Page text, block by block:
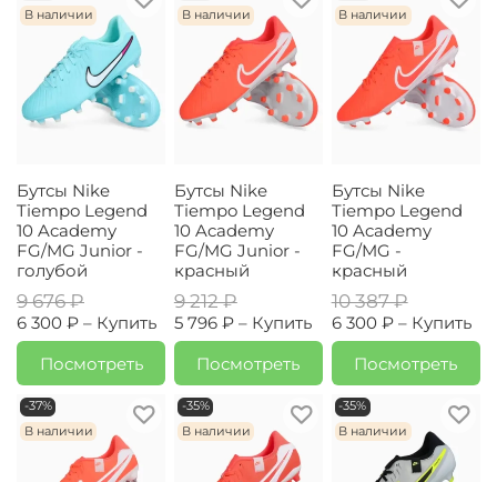
В наличии
Бутсы Nike
Tiempo Legend
10 Academy
FG/MG Junior -
голубой
9 676 ₽
6 300 ₽ – Купить
Посмотреть
В наличии
Бутсы Nike
Tiempo Legend
10 Academy
FG/MG Junior -
красный
9 212 ₽
5 796 ₽ – Купить
Посмотреть
В наличии
Бутсы Nike
Tiempo Legend
10 Academy
FG/MG -
красный
10 387 ₽
6 300 ₽ – Купить
Посмотреть
-37%
В наличии
-35%
В наличии
-35%
В наличии